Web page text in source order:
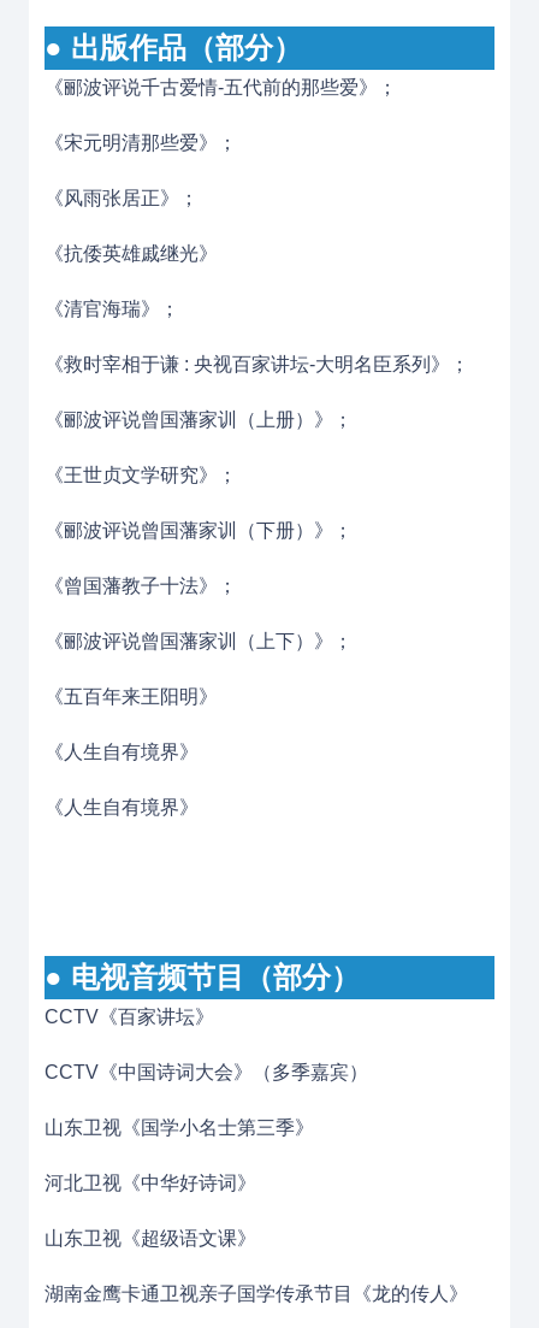
● 出版作品（部分）
《郦波评说千古爱情-五代前的那些爱》；
《宋元明清那些爱》；
《风雨张居正》；
《抗倭英雄戚继光》
《清官海瑞》；
《救时宰相于谦 : 央视百家讲坛-大明名臣系列》；
《郦波评说曾国藩家训（上册）》；
《王世贞文学研究》；
《郦波评说曾国藩家训（下册）》；
《曾国藩教子十法》；
《郦波评说曾国藩家训（上下）》；
《五百年来王阳明》
《人生自有境界》
《人生自有境界》
● 电视音频节目（部分）
CCTV《百家讲坛》
CCTV《中国诗词大会》（多季嘉宾）
山东卫视《国学小名士第三季》
河北卫视《中华好诗词》
山东卫视《超级语文课》
湖南金鹰卡通卫视亲子国学传承节目《龙的传人》